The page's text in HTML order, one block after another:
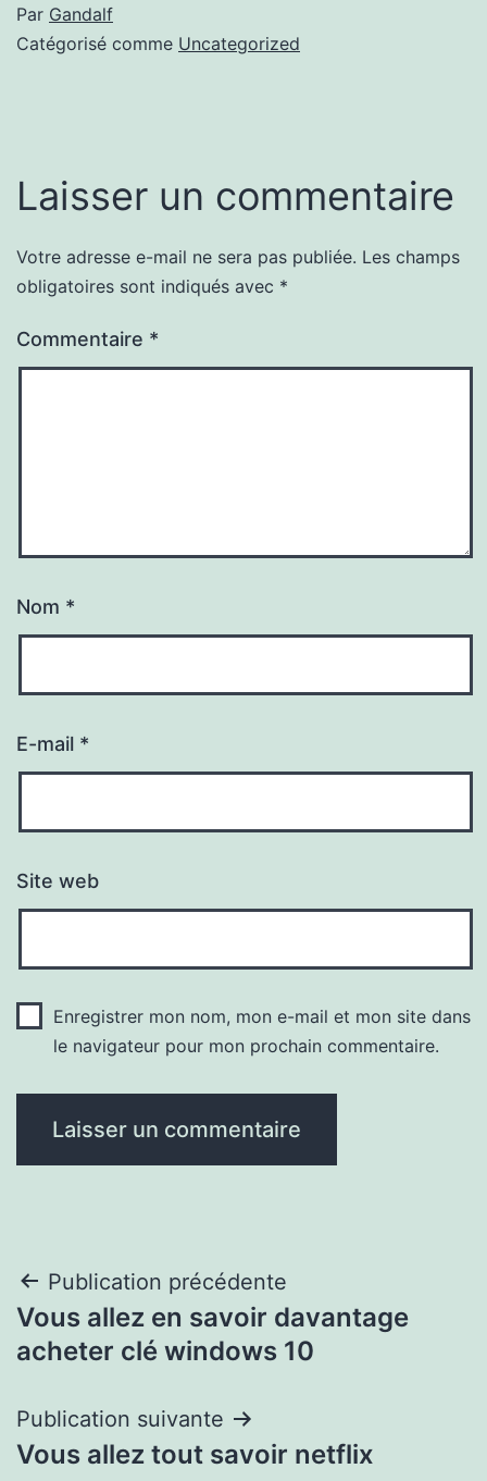
Par Gandalf
Catégorisé comme Uncategorized
Laisser un commentaire
Votre adresse e-mail ne sera pas publiée. Les champs
obligatoires sont indiqués avec *
Commentaire *
Nom *
E-mail *
Site web
Enregistrer mon nom, mon e-mail et mon site dans
le navigateur pour mon prochain commentaire.
Navigation
de
Publication précédente
Vous allez en savoir davantage
acheter clé windows 10
Publication suivante
Vous allez tout savoir netflix